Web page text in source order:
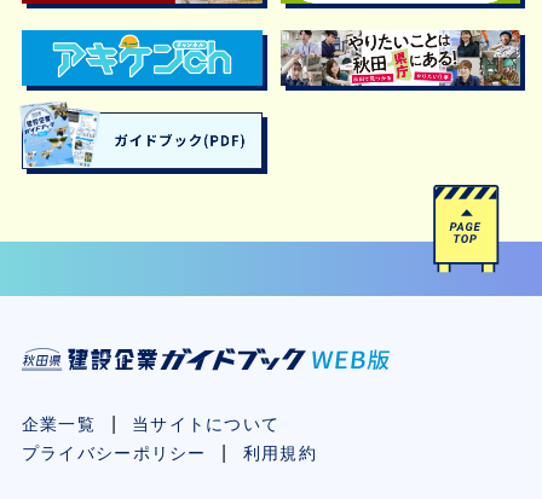
企業一覧
当サイトについて
プライバシーポリシー
利用規約